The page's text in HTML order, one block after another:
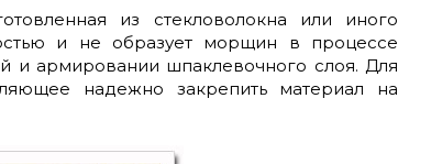
из стекловолокна или иного
и не образует морщин в процессе
и армировании шпаклевочного слоя. Для
надежно закрепить материал на